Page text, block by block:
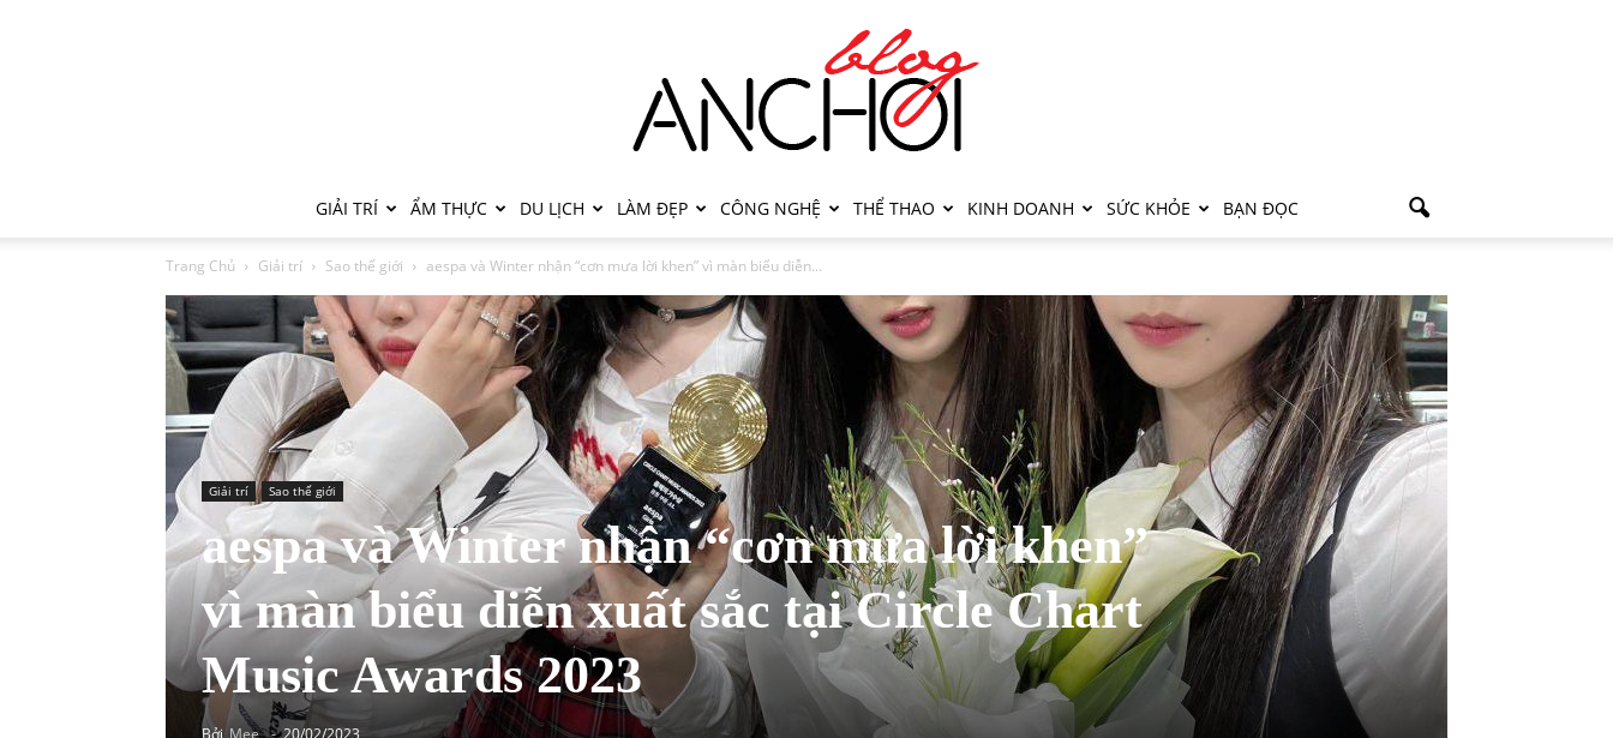
GIẢI TRÍ ẨM THỰC DU LỊCH LÀM ĐẸP CÔNG NGHỆ THỂ THAO KINH DOANH SỨC KHỎE BẠN ĐỌC
Trang Chủ Giải trí Sao thế giới aespa và Winter nhận “cơn mưa lời khen” vì màn biểu diễn...
Giải trí Sao thế giới
aespa và Winter nhận “cơn mưa lời khen”
vì màn biểu diễn xuất sắc tại Circle Chart
Music Awards 2023
Bởi Mee - 20/02/2023